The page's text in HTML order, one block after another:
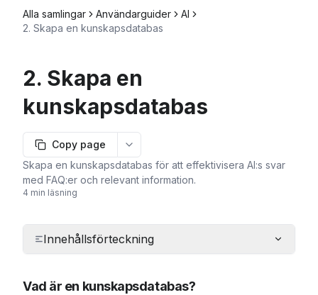
Alla samlingar Användarguider
AI
2. Skapa en kunskapsdatabas
2. Skapa en
kunskapsdatabas
Copy page
More options
Skapa en kunskapsdatabas för att effektivisera AI:s svar
med FAQ:er och relevant information.
4 min läsning
Innehållsförteckning
Vad är en kunskapsdatabas?